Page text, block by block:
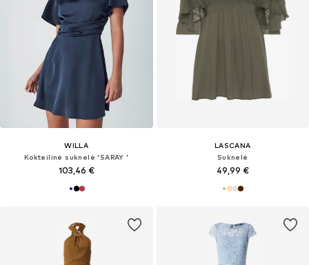
WILLA
Kokteilinė suknelė 'SARAY '
103,46 €
LASCANA
Suknelė
49,99 €